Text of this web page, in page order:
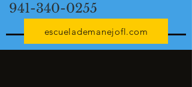
941-340-0255
escuelademanejofl.com